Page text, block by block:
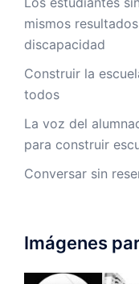
mismos
discapacidad
Construir la
todos
La voz del
para construir
Conversar sin
Imágenes